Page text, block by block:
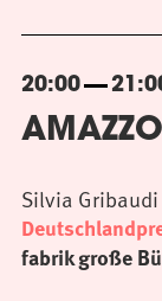
20:00
fabrik große
Silvia